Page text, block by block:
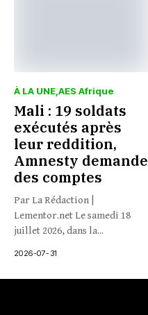
À LA UNE AES Afrique
Mali : 19 soldats
exécutés après
leur reddition,
Amnesty demande
des comptes
Par La Rédaction |
Lementor.net Le samedi 18
juillet 2026, dans la...
2026-07-31